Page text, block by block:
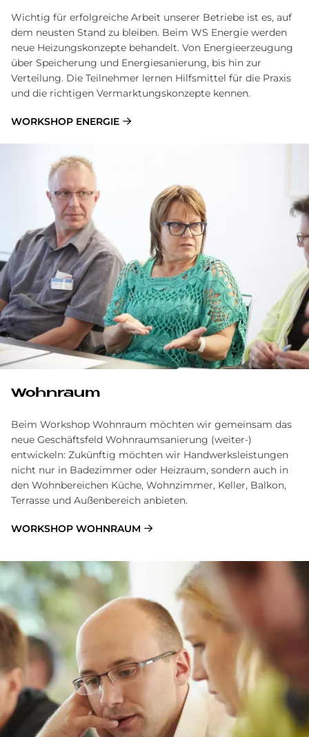
Wichtig für erfolgreiche Arbeit unserer Betriebe ist es, auf
dem neusten Stand zu bleiben. Beim WS Energie werden
neue Heizungskonzepte behandelt. Von Energieerzeugung
über Speicherung und Energiesanierung, bis hin zur
Verteilung. Die Teilnehmer lernen Hilfsmittel für die Praxis
und die richtigen Vermarktungskonzepte kennen.
WORKSHOP ENERGIE
Wohn­raum
Beim Workshop Wohnraum möchten wir gemeinsam das
neue Geschäftsfeld Wohnraumsanierung (weiter-)
entwickeln: Zukünftig möchten wir Handwerksleistungen
nicht nur in Badezimmer oder Heizraum, sondern auch in
den Wohnbereichen Küche, Wohnzimmer, Keller, Balkon,
Terrasse und Außenbereich anbieten.
WORKSHOP WOHNRAUM